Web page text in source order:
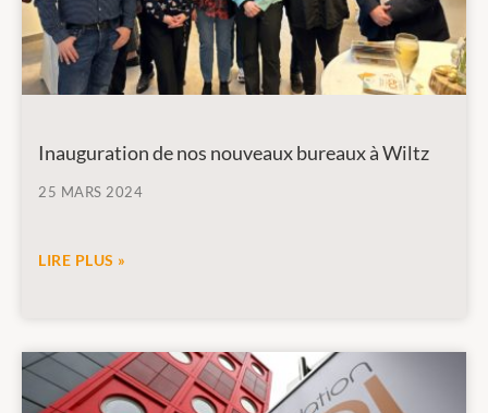
Inauguration de nos nouveaux bureaux à Wiltz
25 MARS 2024
LIRE PLUS »